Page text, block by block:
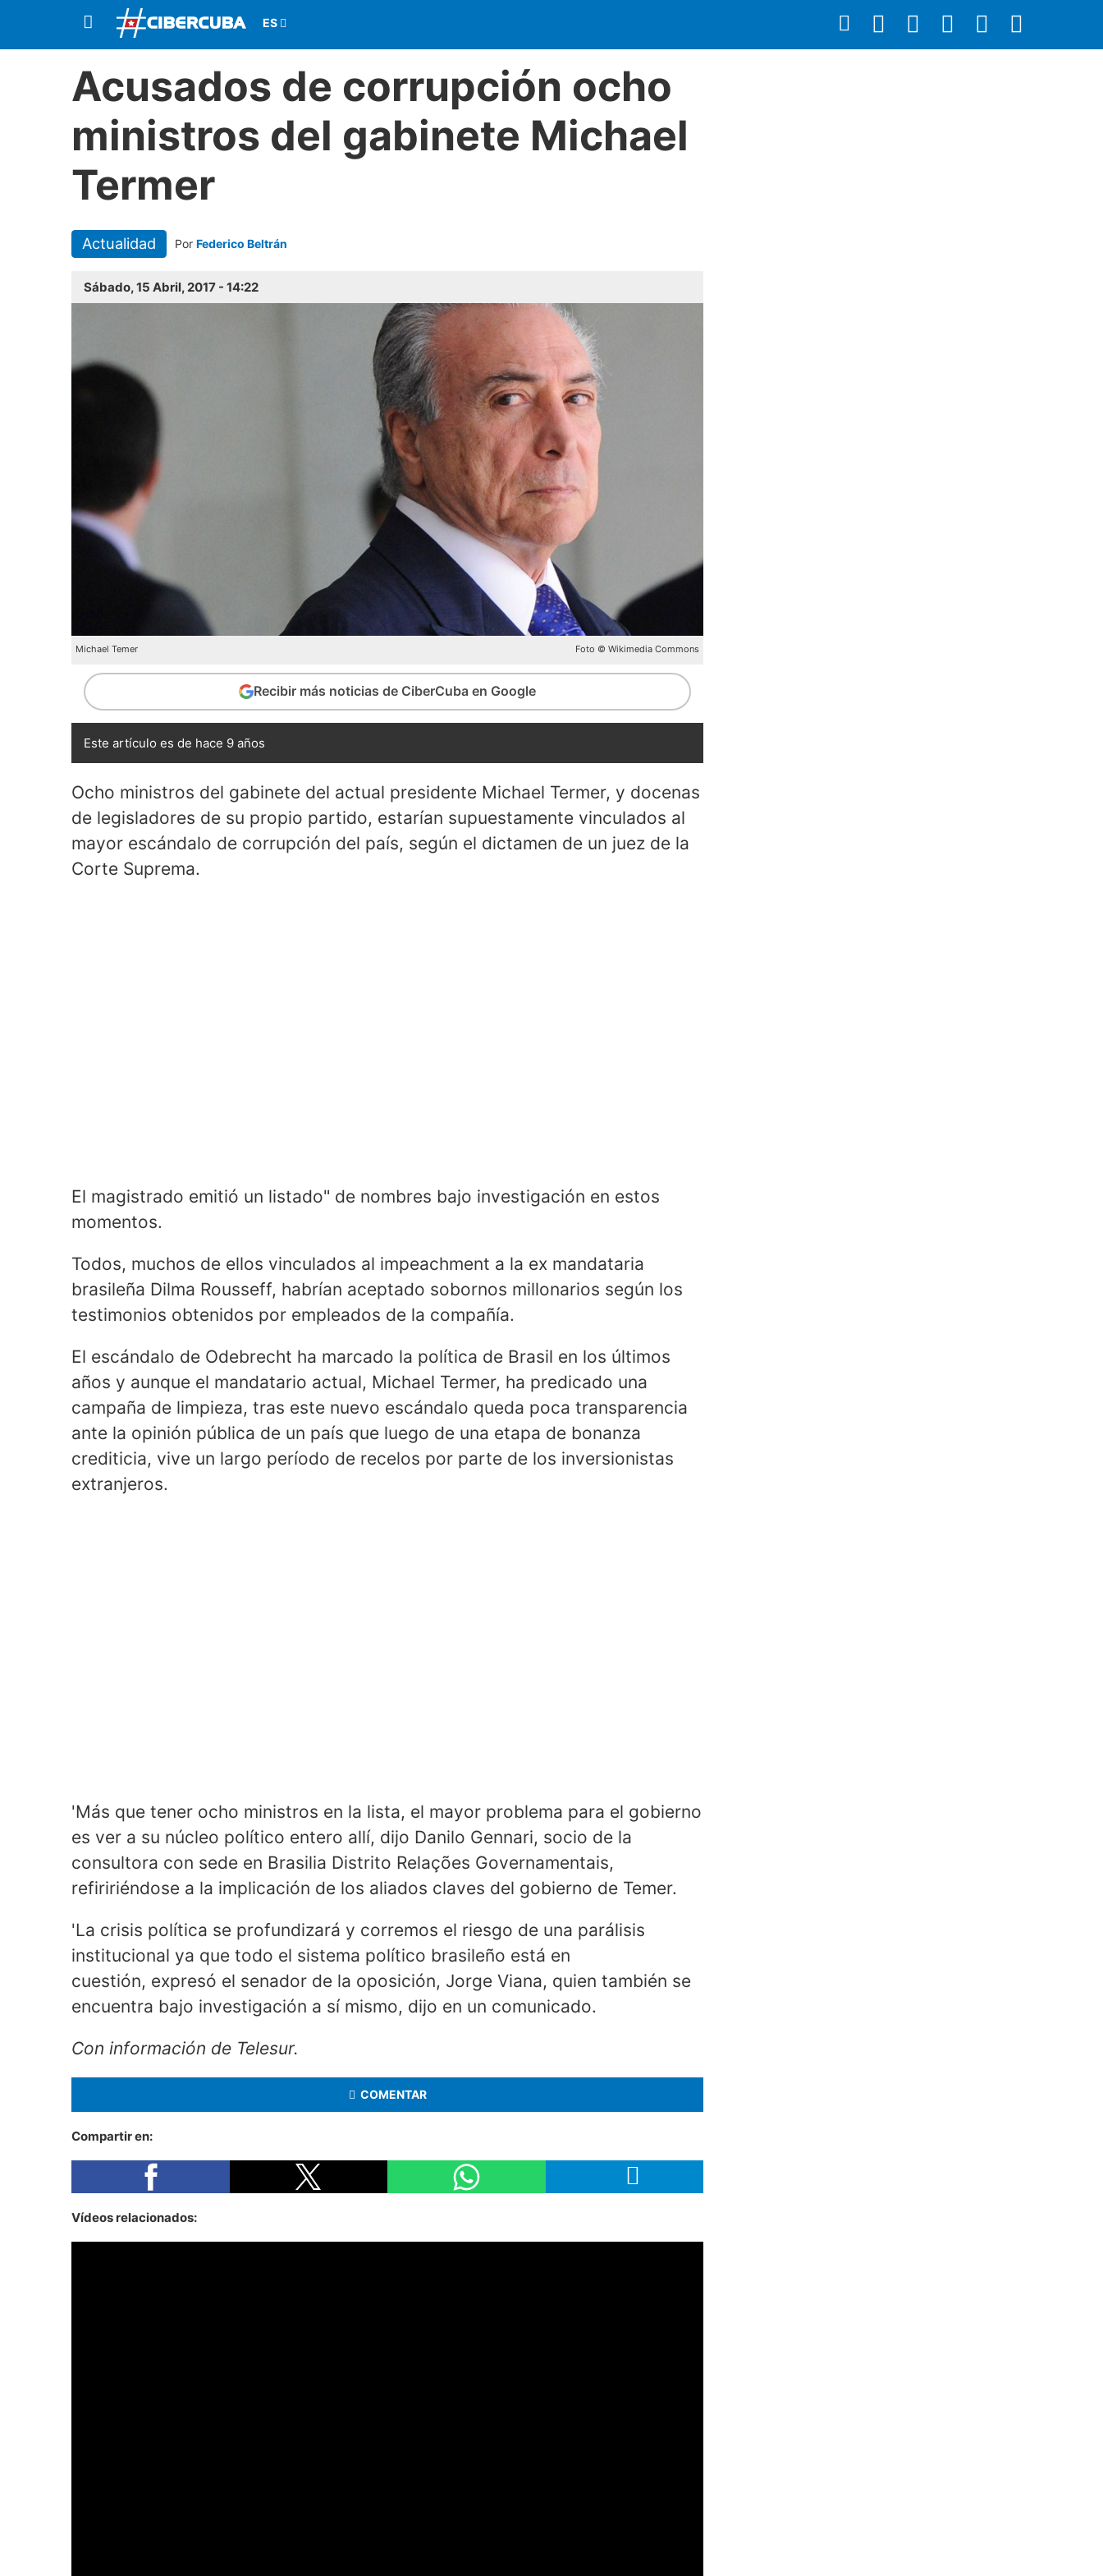
Acusados de corrupción ocho
ministros del gabinete Michael
Termer
Actualidad Por Federico Beltrán
Sábado, 15 Abril, 2017 - 14:22
Michael Temer Foto © Wikimedia Commons
Recibir más noticias de CiberCuba en Google
Este artículo es de hace 9 años
Ocho ministros del gabinete del actual presidente Michael Termer, y docenas
de legisladores de su propio partido, estarían supuestamente vinculados al
mayor escándalo de corrupción del país, según el dictamen de un juez de la
Corte Suprema.
El magistrado emitió un listado" de nombres bajo investigación en estos
momentos.
Todos, muchos de ellos vinculados al impeachment a la ex mandataria
brasileña Dilma Rousseff, habrían aceptado sobornos millonarios según los
testimonios obtenidos por empleados de la compañía.
El escándalo de Odebrecht ha marcado la política de Brasil en los últimos
años y aunque el mandatario actual, Michael Termer, ha predicado una
campaña de limpieza, tras este nuevo escándalo queda poca transparencia
ante la opinión pública de un país que luego de una etapa de bonanza
crediticia, vive un largo período de recelos por parte de los inversionistas
extranjeros.
'Más que tener ocho ministros en la lista, el mayor problema para el gobierno
es ver a su núcleo político entero allí, dijo Danilo Gennari, socio de la
consultora con sede en Brasilia Distrito Relações Governamentais,
refiririéndose a la implicación de los aliados claves del gobierno de Temer.
'La crisis política se profundizará y corremos el riesgo de una parálisis
institucional ya que todo el sistema político brasileño está en
cuestión, expresó el senador de la oposición, Jorge Viana, quien también se
encuentra bajo investigación a sí mismo, dijo en un comunicado.
Con información de Telesur.
COMENTAR
Compartir en:
Vídeos relacionados: